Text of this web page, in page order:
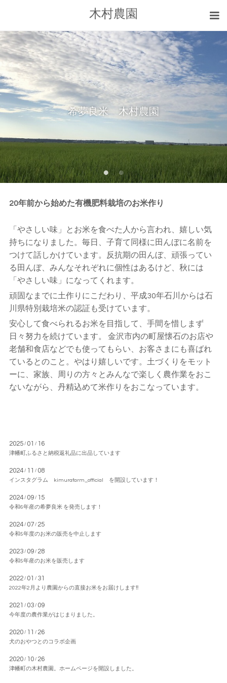
木村農園
希夢良米 木村農園
20年前から始めた有機肥料栽培のお米作り
「やさしい味」とお米を食べた人から言われ、嬉しい気
持ちになりました。毎日、子育て同様に田んぼに名前を
つけて話しかけています。反抗期の田んぼ、頑張ってい
る田んぼ、みんなそれぞれに個性はあるけど、秋には
「やさしい味」になってくれます。
頑固なまでに土作りにこだわり、平成30年石川からは石
川県特別栽培米の認証も受けています。
安心して食べられるお米を目指して、手間を惜しまず
日々努力を続けています。 金沢市内の町屋懐石のお店や
老舗和食店などでも使ってもらい、お客さまにも喜ばれ
ているとのこと。やはり嬉しいです。土づくりをモット
ーに、家族、周りの方々とみんなで楽しく農作業をおこ
ないながら、丹精込めて米作りをおこなっています。
2025 / 01 / 16
津幡町ふるさと納税返礼品に出品しています
2024 / 11 / 08
インスタグラム kimurafarm_official を開設しています！
2024 / 09 / 15
令和6年産の希夢良米 を発売します！
2024 / 07 / 25
令和5年度のお米の販売を中止します
2023 / 09 / 28
令和5年産のお米を販売します
2022 / 01 / 31
2022年2月より農園からの直接お米をお届けします‼
2021 / 03 / 09
今年度の農作業がはじまりました。
2020 / 11 / 26
犬のおやつとのコラボ企画
2020 / 10 / 26
津幡町の木村農園。ホームページを開設しました。